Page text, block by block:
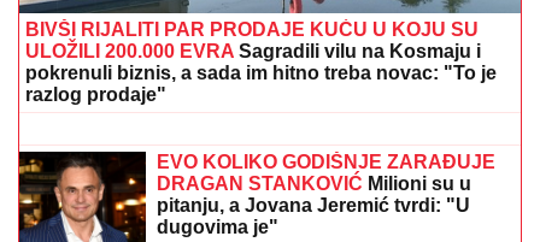
"MOŽDA JE ON SERIJSKI UBICA"
Žarko Popović za Blic TV o misteriji
ubistva lepe Ruskinje u Beogradu:
"Treba proveriti da nije još negde u
Srbiji napravio neko ZLO"
"VOLIM STARIJE DEVOJKE"Mina i
Viktor progovorili o PRESELJENJU I
BRAKU, pa OPLELI po rijaliti
učesnicima: "Ledena kraljica je
opelješila deda Daneta (VIDEO)